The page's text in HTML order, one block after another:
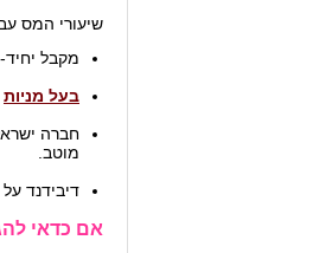
שיעורי המס
מקבל
בעל מניות
חברה
מוטב.
דיבידנד
אם כדאי